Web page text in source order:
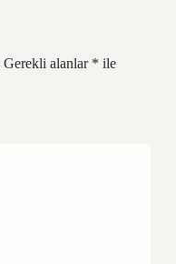
Gerekli alanlar * ile